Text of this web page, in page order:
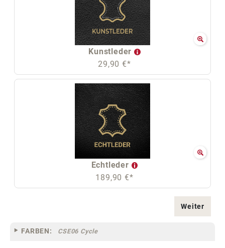
Kunstleder
29,90 €*
Echtleder
189,90 €*
Weiter
FARBEN: CSE06 Cycle